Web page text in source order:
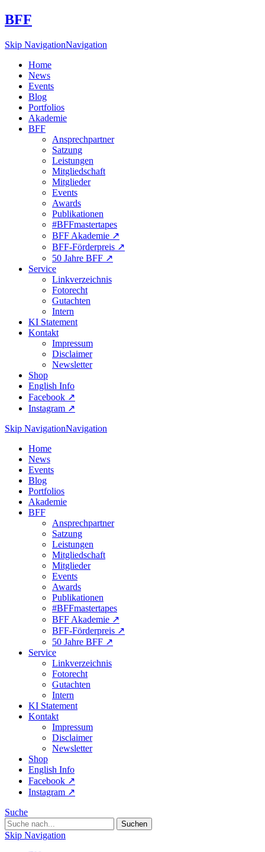
BFF
Skip NavigationNavigation
Home
News
Events
Blog
Portfolios
Akademie
BFF
Ansprechpartner
Satzung
Leistungen
Mitgliedschaft
Mitglieder
Events
Awards
Publikationen
#BFFmastertapes
BFF Akademie ↗︎
BFF-Förderpreis ↗︎
50 Jahre BFF ↗︎
Service
Linkverzeichnis
Fotorecht
Gutachten
Intern
KI Statement
Kontakt
Impressum
Disclaimer
Newsletter
Shop
English Info
Facebook ↗︎
Instagram ↗︎
Skip NavigationNavigation
Home
News
Events
Blog
Portfolios
Akademie
BFF
Ansprechpartner
Satzung
Leistungen
Mitgliedschaft
Mitglieder
Events
Awards
Publikationen
#BFFmastertapes
BFF Akademie ↗︎
BFF-Förderpreis ↗︎
50 Jahre BFF ↗︎
Service
Linkverzeichnis
Fotorecht
Gutachten
Intern
KI Statement
Kontakt
Impressum
Disclaimer
Newsletter
Shop
English Info
Facebook ↗︎
Instagram ↗︎
Suche
Skip Navigation